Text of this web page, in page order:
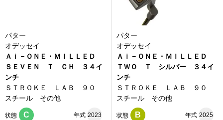
パター
オデッセイ
Ａｉ－ＯＮＥ・ＭＩＬＬＥＤ
ＳＥＶＥＮ Ｔ ＣＨ ３４イ
ンチ
ＳＴＲＯＫＥ ＬＡＢ ９０
スチール その他
状態 C 年式 2023
パター
オデッセイ
Ａｉ－ＯＮＥ・ＭＩＬＬＥＤ
ＴＷＯ Ｔ シルバー ３４イ
ンチ
ＳＴＲＯＫＥ ＬＡＢ ９０
スチール その他
状態 B 年式 2025